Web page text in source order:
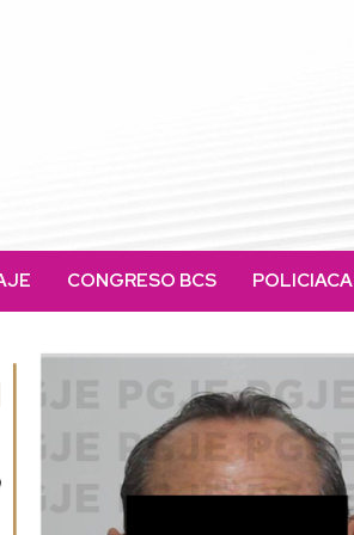
CONGRESO BCS POLICIACA